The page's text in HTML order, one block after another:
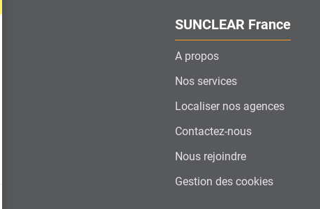
SUNCLEAR France
A propos
Nos services
Localiser nos agences
Contactez-nous
Nous rejoindre
Gestion des cookies